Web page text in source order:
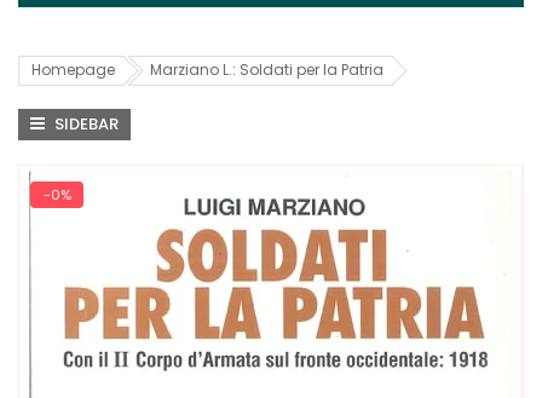
Homepage Marziano L.: Soldati per la Patria
SIDEBAR
-0%